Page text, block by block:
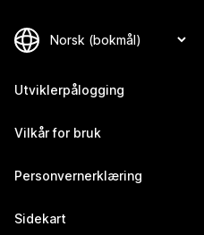
Utviklerpålogging
Vilkår for bruk
Personvernerklæring
Sidekart